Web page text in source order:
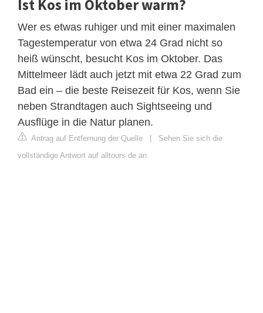
Ist Kos im Oktober warm?
Wer es etwas ruhiger und mit einer maximalen
Tagestemperatur von etwa 24 Grad nicht so
heiß wünscht, besucht Kos im Oktober. Das
Mittelmeer lädt auch jetzt mit etwa 22 Grad zum
Bad ein – die beste Reisezeit für Kos, wenn Sie
neben Strandtagen auch Sightseeing und
Ausflüge in die Natur planen.
Antrag auf Entfernung der Quelle | Sehen Sie sich die
vollständige Antwort auf alltours.de an